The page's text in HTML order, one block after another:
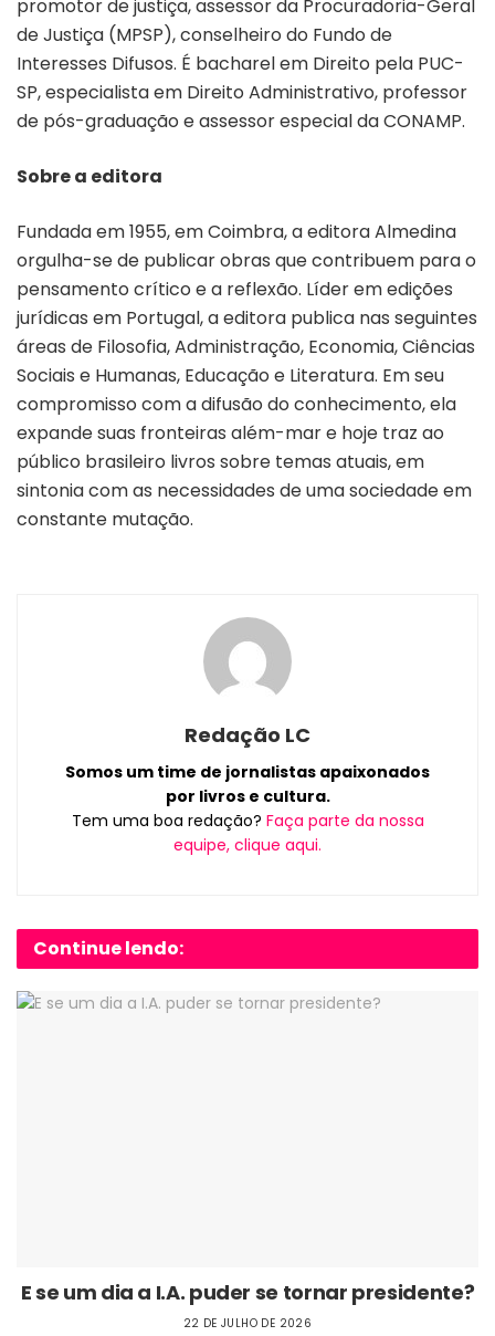
promotor de justiça, assessor da Procuradoria-Geral
de Justiça (MPSP), conselheiro do Fundo de
Interesses Difusos. É bacharel em Direito pela PUC-
SP, especialista em Direito Administrativo, professor
de pós-graduação e assessor especial da CONAMP.
Sobre a editora
Fundada em 1955, em Coimbra, a editora Almedina
orgulha-se de publicar obras que contribuem para o
pensamento crítico e a reflexão. Líder em edições
jurídicas em Portugal, a editora publica nas seguintes
áreas de Filosofia, Administração, Economia, Ciências
Sociais e Humanas, Educação e Literatura. Em seu
compromisso com a difusão do conhecimento, ela
expande suas fronteiras além-mar e hoje traz ao
público brasileiro livros sobre temas atuais, em
sintonia com as necessidades de uma sociedade em
constante mutação.
Redação LC
Somos um time de jornalistas apaixonados
por livros e cultura.
Tem uma boa redação? Faça parte da nossa
equipe, clique aqui.
Continue lendo:
E se um dia a I.A. puder se tornar presidente?
22 DE JULHO DE 2026